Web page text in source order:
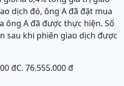
dịch đó, ông A đã đặt mua
ông A đã được thực hiện. Số
sau khi phiên giao dịch được
đC. 76.555.000 đ